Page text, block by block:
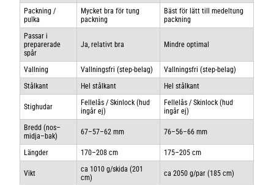
Packning /
pulka
Mycket bra för tung
packning
Bäst för lätt till medeltung
packning
Passar i
preparerade
spår
Ja, relativt bra Mindre optimal
Vallning Vallningsfri (step-belag)
Vallningsfri (step-belag)
Stålkant
Hel stålkant Hel stålkant
Stighudar
Fellelås / Skinlock (hud
ingår ej)
Fellelås / Skinlock (hud
ingår ej)
Bredd (nos–
midja–bak)
67–57–62 mm 76–56–66 mm
Längder 170–208 cm 175–205 cm
Vikt
ca 1010 g/skida (201
cm)
ca 2050 g/par (185 cm)